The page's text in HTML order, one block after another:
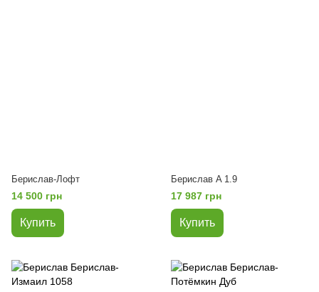
Берислав-Лофт
14 500 грн
Купить
Берислав A 1.9
17 987 грн
Купить